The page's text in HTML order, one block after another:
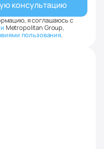
я соглашаюсь с
Metropolitan Group,
пользования.